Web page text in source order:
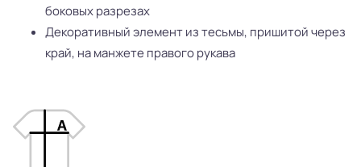
боковых разрезах
Декоративный элемент из тесьмы, пришитой через
край, на манжете правого рукава